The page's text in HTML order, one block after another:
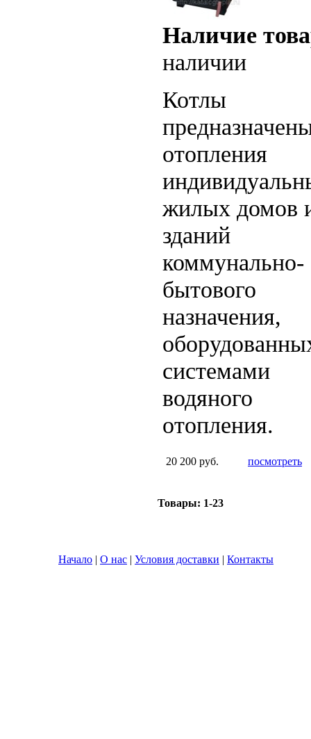
Наличие
наличии
Котлы
отопления
жилых домов
зданий
коммунально-
бытового
назначения,
системами
водяного
отопления.
20 200 руб. посмотреть
Товары: 1-23
Начало | О нас | Условия доставки | Контакты